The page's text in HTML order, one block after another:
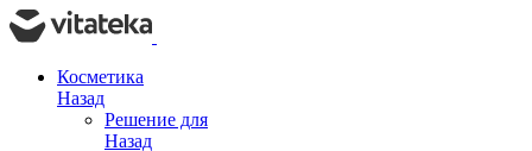
Косметика
Назад
Решение для
Назад